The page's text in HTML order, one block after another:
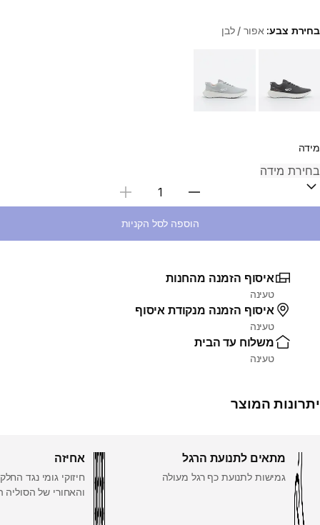
בחירת צבע: אפור / לבן
מידה
בחירת כמות
הוספה לסל הקניות
איסוף הזמנה מהחנות
טעינה
איסוף הזמנה מנקודת איסוף
טעינה
משלוח עד הבית
טעינה
יתרונות המוצר
מתאים לתנועת הרגל
גמישות לתנועת כף רגל מעולה
אחיזה
חיזוקי גומי נגד
והאחורי של הסוליה